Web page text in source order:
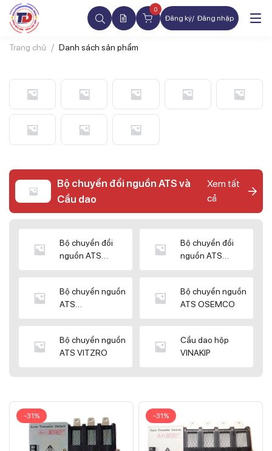
0
Đăng ký Đăng nhập
Trang chủ Danh sách sản phẩm
Bộ chuyển đổi nguồn ATS và
Cầu dao
Xem tất
cả
Bộ chuyển đổi
nguồn ATS
Bộ chuyển đổi
nguồn ATS
Bộ chuyển nguồn
ATS
Bộ chuyển nguồn
ATS OSEMCO
Bộ chuyển nguồn
ATS VITZRO
Cầu dao hộp
VINAKIP
-31% -31%